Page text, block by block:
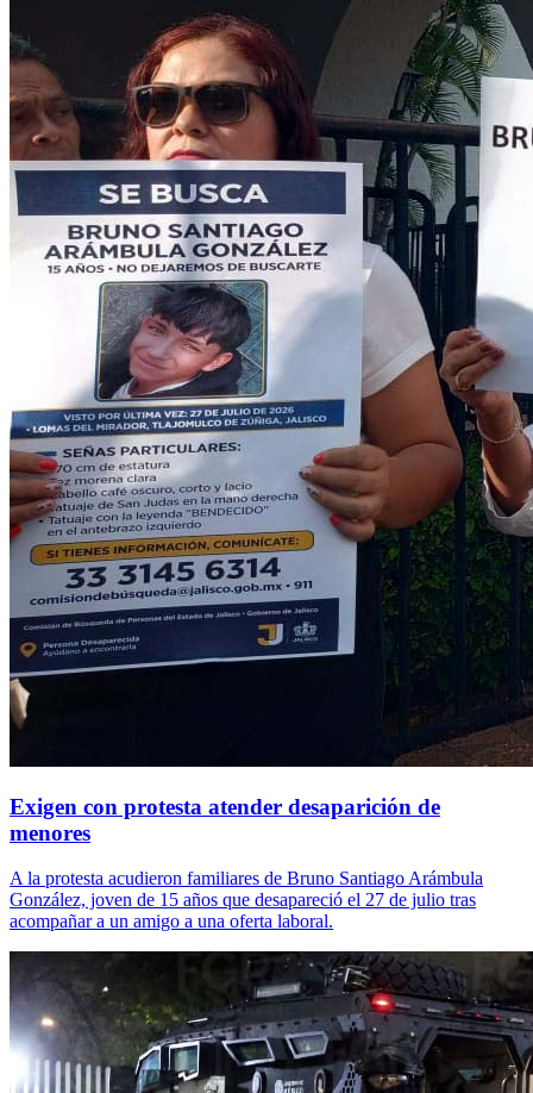
Exigen con protesta atender desaparición de
menores
A la protesta acudieron familiares de Bruno Santiago Arámbula
González, joven de 15 años que desapareció el 27 de julio tras
acompañar a un amigo a una oferta laboral.